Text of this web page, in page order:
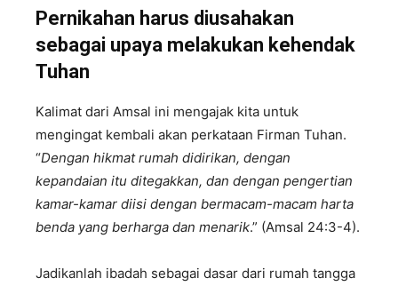
Pernikahan harus diusahakan
sebagai upaya melakukan kehendak
Tuhan
Kalimat dari Amsal ini mengajak kita untuk
mengingat kembali akan perkataan Firman Tuhan.
“Dengan hikmat rumah didirikan, dengan
kepandaian itu ditegakkan, dan dengan pengertian
kamar-kamar diisi dengan bermacam-macam harta
benda yang berharga dan menarik.” (Amsal 24:3-4).
Jadikanlah ibadah sebagai dasar dari rumah tangga